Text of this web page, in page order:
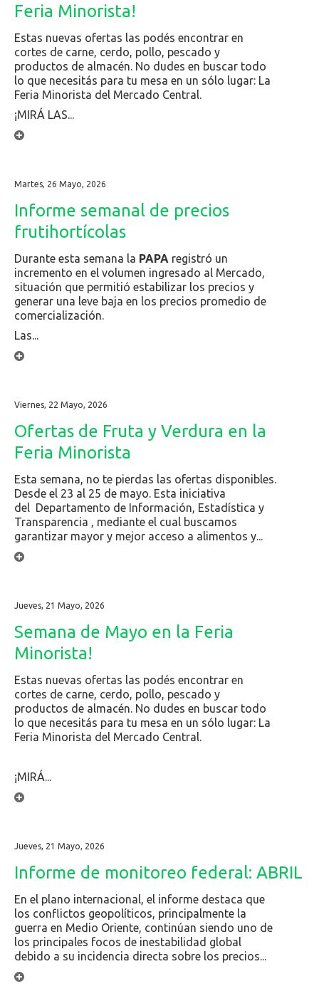
Feria Minorista!
Estas nuevas ofertas las podés encontrar en
cortes de carne, cerdo, pollo, pescado y
productos de almacén. No dudes en buscar todo
lo que necesitás para tu mesa en un sólo lugar: La
Feria Minorista del Mercado Central.
¡MIRÁ LAS...
Martes, 26 Mayo, 2026
Informe semanal de precios
frutihortícolas
Durante esta semana la PAPA registró un
incremento en el volumen ingresado al Mercado,
situación que permitió estabilizar los precios y
generar una leve baja en los precios promedio de
comercialización.
Las...
Viernes, 22 Mayo, 2026
Ofertas de Fruta y Verdura en la
Feria Minorista
Esta semana, no te pierdas las ofertas disponibles.
Desde el 23 al 25 de mayo. Esta iniciativa
del Departamento de Información, Estadística y
Transparencia , mediante el cual buscamos
garantizar mayor y mejor acceso a alimentos y...
Jueves, 21 Mayo, 2026
Semana de Mayo en la Feria
Minorista!
Estas nuevas ofertas las podés encontrar en
cortes de carne, cerdo, pollo, pescado y
productos de almacén. No dudes en buscar todo
lo que necesitás para tu mesa en un sólo lugar: La
Feria Minorista del Mercado Central.
¡MIRÁ...
Jueves, 21 Mayo, 2026
Informe de monitoreo federal: ABRIL
En el plano internacional, el informe destaca que
los conflictos geopolíticos, principalmente la
guerra en Medio Oriente, continúan siendo uno de
los principales focos de inestabilidad global
debido a su incidencia directa sobre los precios...